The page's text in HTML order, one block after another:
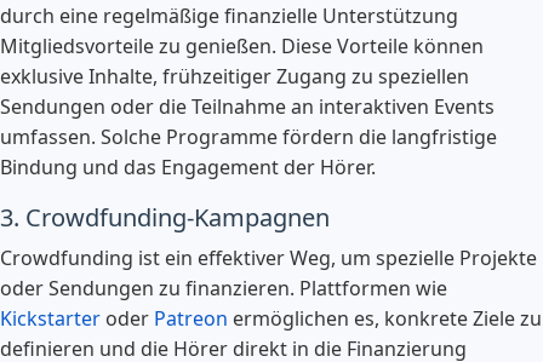
durch eine regelmäßige finanzielle Unterstützung
Mitgliedsvorteile zu genießen. Diese Vorteile können
exklusive Inhalte, frühzeitiger Zugang zu speziellen
Sendungen oder die Teilnahme an interaktiven Events
umfassen. Solche Programme fördern die langfristige
Bindung und das Engagement der Hörer.
3. Crowdfunding-Kampagnen
Crowdfunding ist ein effektiver Weg, um spezielle Projekte
oder Sendungen zu finanzieren. Plattformen wie
Kickstarter oder Patreon ermöglichen es, konkrete Ziele zu
definieren und die Hörer direkt in die Finanzierung